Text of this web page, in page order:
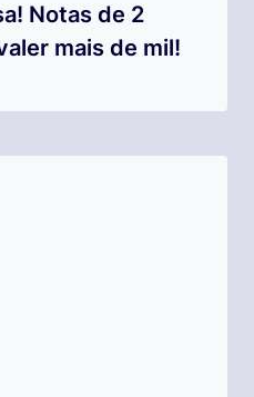
Notas de 2
mais de mil!